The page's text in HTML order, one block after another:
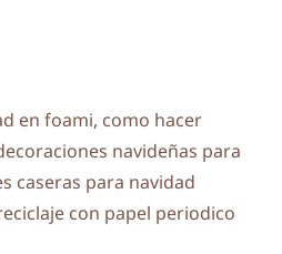
en foami, como hacer
navideñas para
caseras para navidad
con papel periodico